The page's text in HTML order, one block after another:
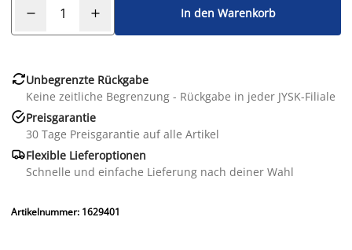
In den Warenkorb
Unbegrenzte Rückgabe
Keine zeitliche Begrenzung - Rückgabe in jeder JYSK-Filiale
Preisgarantie
30 Tage Preisgarantie auf alle Artikel
Flexible Lieferoptionen
Schnelle und einfache Lieferung nach deiner Wahl
Artikelnummer: 1629401